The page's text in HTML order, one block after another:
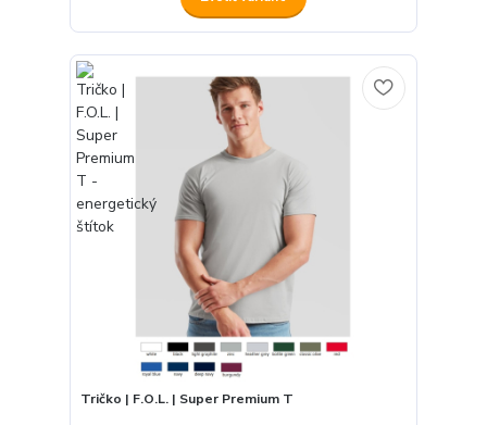
Tričko | F.O.L. | Super Premium T